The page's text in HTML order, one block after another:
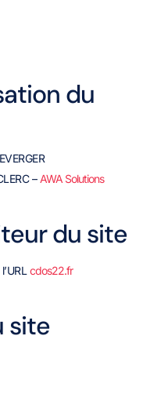
du
– AWA Solutions
du site
cdos22.fr
site